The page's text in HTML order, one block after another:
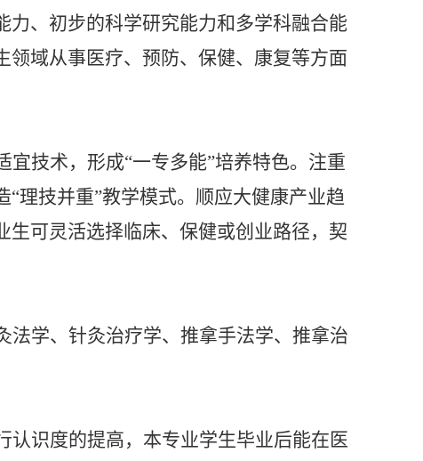
、初步的科学研究能力和多学科融合能
域从事医疗、预防、保健、康复等方面
宜技术，形成“一专多能”培养特色。注重
理技并重”教学模式。顺应大健康产业趋
可灵活选择临床、保健或创业路径，契
法学、针灸治疗学、推拿手法学、推拿治
认识度的提高，本专业学生毕业后能在医